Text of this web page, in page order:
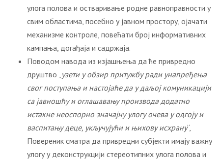
улога полова и остваривање родне равноправности у
свим областима, посебно у јавном простору, ојачати
механизме контроле, повећати број информативних
кампања, догађаја и садржаја.
Поводом навода из изјашњења да ће привредно
друштво „узети у обзир притужбу ради унапређења
свог поступања и настојаће да у даљој комуникацији
са јавношћу и оглашавању производа додатно
истакне неоспорно значајну улогу очева у одгоју и
васпитању деце, укључујући и њихову исхрану“,
Повереник сматра да привредни субјекти имају важну
улогу у деконструкцији стереотипних улога полова и